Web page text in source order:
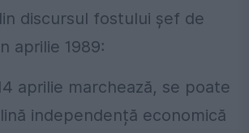
discursul fostului șef de
aprilie 1989:
aprilie marchează, se poate
independență economică